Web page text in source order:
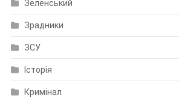
Зеленський
Зрадники
ЗСУ
Історія
Кримінал